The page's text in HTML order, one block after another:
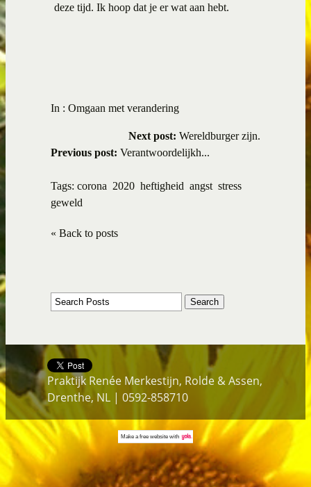
deze tijd. Ik hoop dat je er wat aan hebt.
In : Omgaan met verandering
Next post: Wereldburger zijn.
Previous post: Verantwoordelijkh...
Tags: corona 2020 heftigheid angst stress
geweld
« Back to posts
Praktijk Renée Merkestijn, Rolde & Assen,
Drenthe, NL | 0592-858710
Make a free websitewith